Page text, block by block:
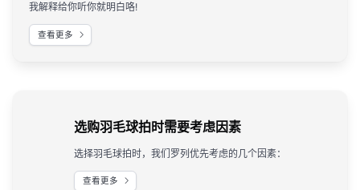
我解释给你听你就明白咯!
查看更多
选购羽毛球拍时需要考虑因素
选择羽毛球拍时，我们罗列优先考虑的几个因素：
查看更多